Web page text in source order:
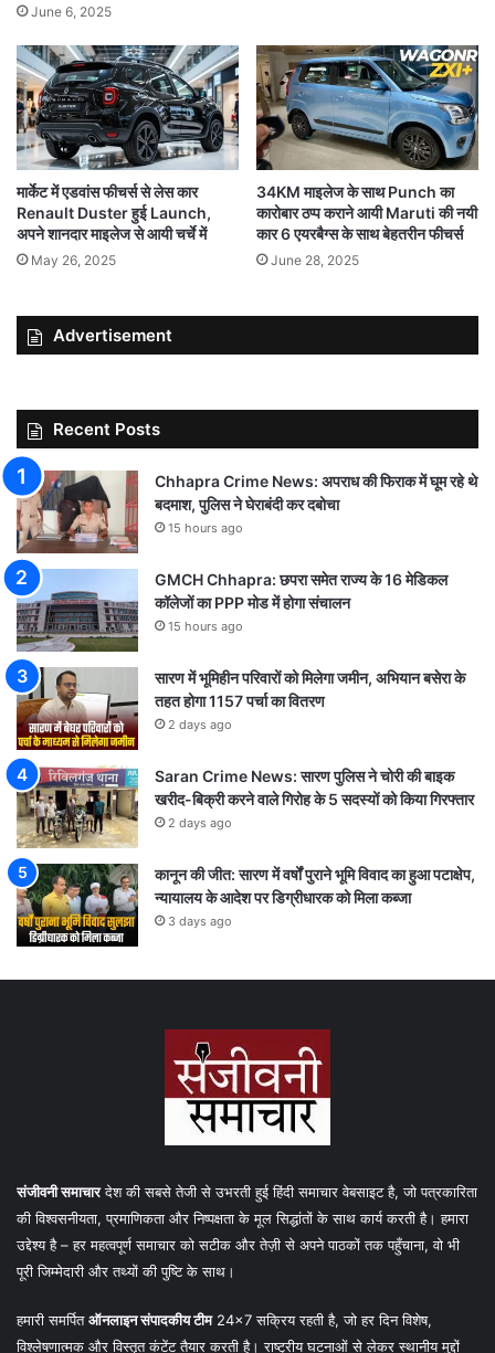
June 6, 2025
मार्केट में एडवांस फीचर्स से लेस कार
Renault Duster हुई Launch,
अपने शानदार माइलेज से आयी चर्चे में
May 26, 2025
34KM माइलेज के साथ Punch का
कारोबार ठप्प कराने आयी Maruti की नयी
कार 6 एयरबैग्स के साथ बेहतरीन फीचर्स
June 28, 2025
Advertisement
Recent Posts
Chhapra Crime News: अपराध की फिराक में घूम रहे थे
बदमाश, पुलिस ने घेराबंदी कर दबोचा
15 hours ago
GMCH Chhapra: छपरा समेत राज्य के 16 मेडिकल
कॉलेजों का PPP मोड में होगा संचालन
15 hours ago
सारण में भूमिहीन परिवारों को मिलेगा जमीन, अभियान बसेरा के
तहत होगा 1157 पर्चा का वितरण
2 days ago
Saran Crime News: सारण पुलिस ने चोरी की बाइक
खरीद-बिक्री करने वाले गिरोह के 5 सदस्यों को किया गिरफ्तार
2 days ago
कानून की जीत: सारण में वर्षों पुराने भूमि विवाद का हुआ पटाक्षेप,
न्यायालय के आदेश पर डिग्रीधारक को मिला कब्जा
3 days ago
संजीवनी समाचारदेश की सबसे तेजी से उभरती हुई हिंदी समाचार वेबसाइट है, जो पत्रकारिता
की विश्वसनीयता, प्रमाणिकता और निष्पक्षता के मूल सिद्धांतों के साथ कार्य करती है। हमारा
उद्देश्य है – हर महत्वपूर्ण समाचार को सटीक और तेज़ी से अपने पाठकों तक पहुँचाना, वो भी
पूरी जिम्मेदारी और तथ्यों की पुष्टि के साथ।
हमारी समर्पितऑनलाइन संपादकीय टीम24×7 सक्रिय रहती है, जो हर दिन विशेष,
विश्लेषणात्मक और विस्तृत कंटेंट तैयार करती है। राष्ट्रीय घटनाओं से लेकर स्थानीय मुद्दों